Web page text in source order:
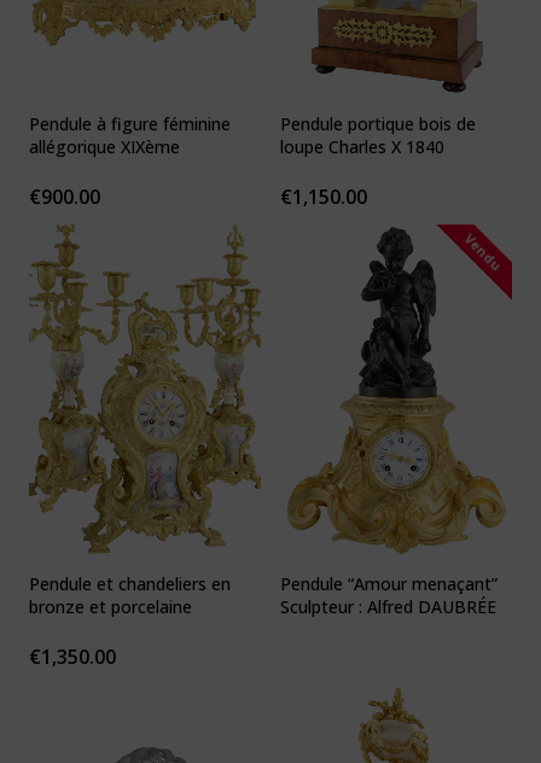
Pendule à figure féminine
allégorique XIXème
€900.00
Pendule portique bois de
loupe Charles X 1840
€1,150.00
Pendule et chandeliers en
bronze et porcelaine
€1,350.00
Vendu
Pendule “Amour menaçant”
Sculpteur : Alfred DAUBRÉE